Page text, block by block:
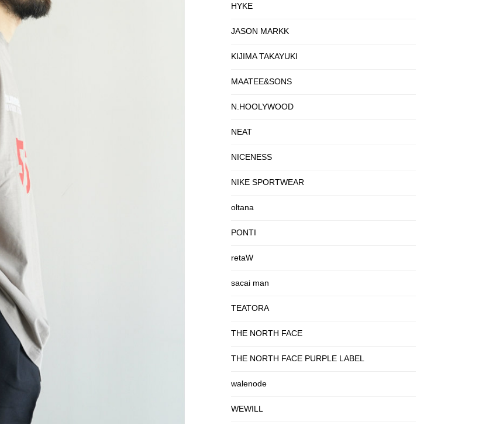
HYKE
JASON MARKK
KIJIMA TAKAYUKI
MAATEE&SONS
N.HOOLYWOOD
NEAT
NICENESS
NIKE SPORTWEAR
oltana
PONTI
retaW
sacai man
TEATORA
THE NORTH FACE
THE NORTH FACE PURPLE LABEL
walenode
WEWILL